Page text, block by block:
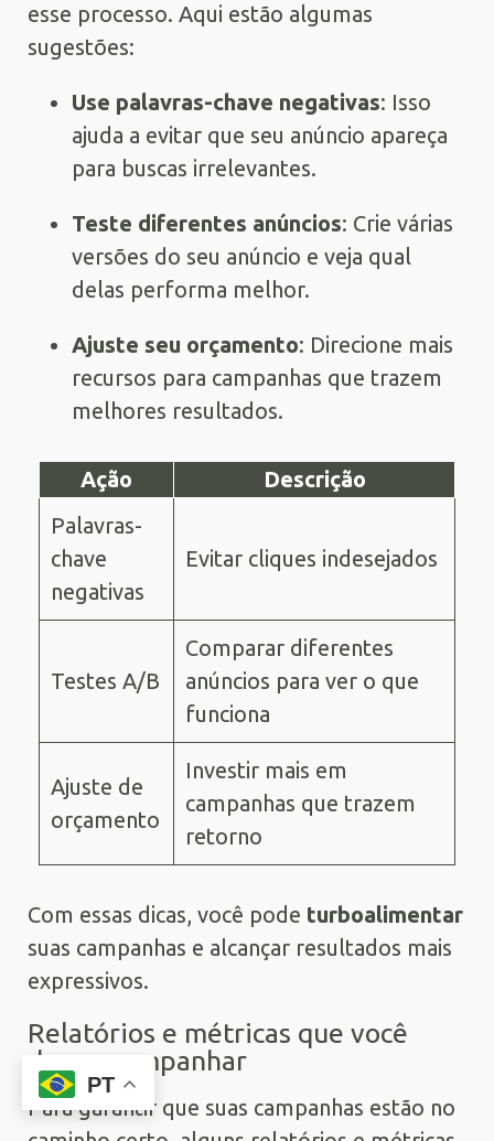
esse processo. Aqui estão algumas
sugestões:
Use palavras-chave negativas: Isso
ajuda a evitar que seu anúncio apareça
para buscas irrelevantes.
Teste diferentes anúncios: Crie várias
versões do seu anúncio e veja qual
delas performa melhor.
Ajuste seu orçamento: Direcione mais
recursos para campanhas que trazem
melhores resultados.
Ação
Descrição
Palavras-
chave
negativas
Evitar cliques indesejados
Testes A/B
Comparar diferentes
anúncios para ver o que
funciona
Ajuste de
orçamento
Investir mais em
campanhas que trazem
retorno
Com essas dicas, você pode turboalimentar
suas campanhas e alcançar resultados mais
expressivos.
Relatórios e métricas que você
deve acompanhar
Para garantir que suas campanhas estão no
PT